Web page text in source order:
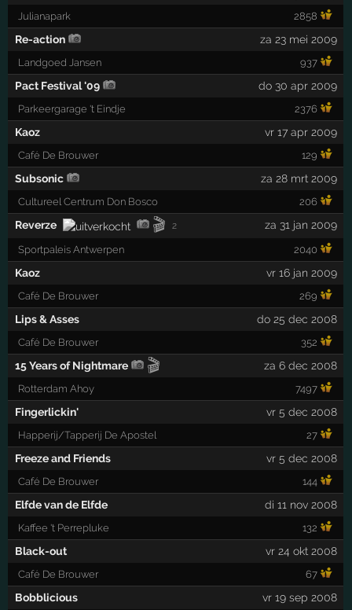
Julianapark 2858
Re-action za 23 mei 2009
Landgoed Jansen 937
Pact Festival '09 do 30 apr 2009
Parkeergarage 't Eindje 2376
Kaoz vr 17 apr 2009
Café De Brouwer 129
Subsonic za 28 mrt 2009
Cultureel Centrum Don Bosco 206
Reverze 🎬 2 za 31 jan 2009
Sportpaleis Antwerpen 2040
Kaoz vr 16 jan 2009
Café De Brouwer 269
Lips & Asses do 25 dec 2008
Café De Brouwer 352
15 Years of Nightmare 🎬 za 6 dec 2008
Rotterdam Ahoy 7497
Fingerlickin' vr 5 dec 2008
Happerij/Tapperij De Apostel 27
Freeze and Friends vr 5 dec 2008
Café De Brouwer 144
Elfde van de Elfde di 11 nov 2008
Kaffee 't Perrepluke 132
Black-out vr 24 okt 2008
Café De Brouwer 67
Bobblicious vr 19 sep 2008